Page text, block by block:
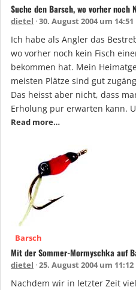
Suche den Barsch, wo vorher noch
dietel 30. August 2004 um 14:51
Ich habe als Angler das
wo vorher noch kein Fisch
bekommen hat. Mein
meisten Plätze sind gut
Das heisst aber nicht, dass
Erholung pur erwarten kann.
Read more…
Barsch
Mit der Sommer-Mormyschka auf
dietel 25. August 2004 um 11:12
Nachdem wir in letzter Zeit